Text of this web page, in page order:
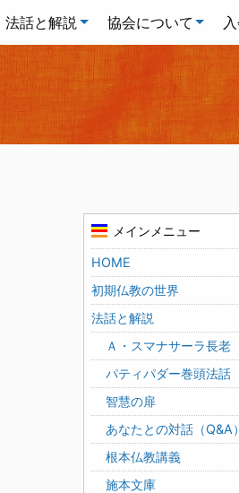
法話と解説 協会について
メインメニュー
HOME
初期仏教の世界
法話と解説
Ａ・スマナサーラ長老
パティパダー巻頭法話
智慧の扉
あなたとの対話（Q&A）
根本仏教講義
施本文庫